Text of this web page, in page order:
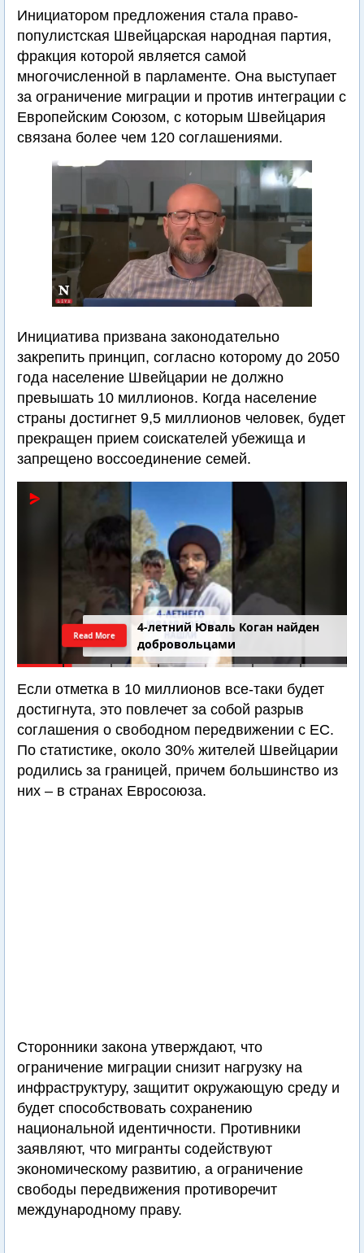
Инициатором предложения стала право-
популистская Швейцарская народная партия,
фракция которой является самой
многочисленной в парламенте. Она выступает
за ограничение миграции и против интеграции с
Европейским Союзом, с которым Швейцария
связана более чем 120 соглашениями.
Инициатива призвана законодательно
закрепить принцип, согласно которому до 2050
года население Швейцарии не должно
превышать 10 миллионов. Когда население
страны достигнет 9,5 миллионов человек, будет
прекращен прием соискателей убежища и
запрещено воссоединение семей.
4-летний Юваль Коган найден
добровольцами
Read More
Если отметка в 10 миллионов все-таки будет
достигнута, это повлечет за собой разрыв
соглашения о свободном передвижении с ЕС.
По статистике, около 30% жителей Швейцарии
родились за границей, причем большинство из
них – в странах Евросоюза.
Сторонники закона утверждают, что
ограничение миграции снизит нагрузку на
инфраструктуру, защитит окружающую среду и
будет способствовать сохранению
национальной идентичности. Противники
заявляют, что мигранты содействуют
экономическому развитию, а ограничение
свободы передвижения противоречит
международному праву.